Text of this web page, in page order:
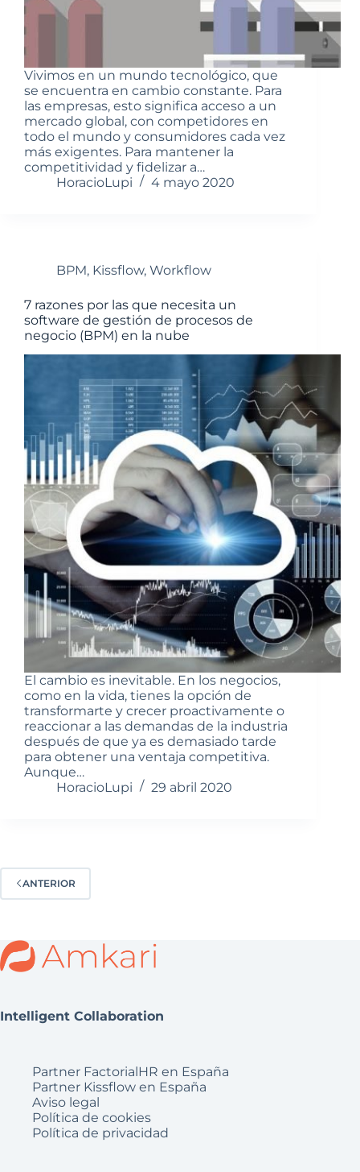
Vivimos en un mundo tecnológico, que
se encuentra en cambio constante. Para
las empresas, esto significa acceso a un
mercado global, con competidores en
todo el mundo y consumidores cada vez
más exigentes. Para mantener la
competitividad y fidelizar a…
HoracioLupi
4 mayo 2020
BPM, Kissflow, Workflow
7 razones por las que necesita un
software de gestión de procesos de
negocio (BPM) en la nube
El cambio es inevitable. En los negocios,
como en la vida, tienes la opción de
transformarte y crecer proactivamente o
reaccionar a las demandas de la industria
después de que ya es demasiado tarde
para obtener una ventaja competitiva.
Aunque…
HoracioLupi
29 abril 2020
ANTERIOR
Intelligent Collaboration
Partner FactorialHR en España
Partner Kissflow en España
Aviso legal
Política de cookies
Política de privacidad